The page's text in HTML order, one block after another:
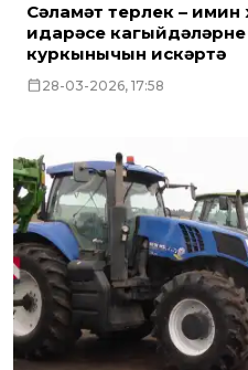
Сәламәт терлек –
идарәсе
куркынычын искәртә
28-03-2026, 17:58